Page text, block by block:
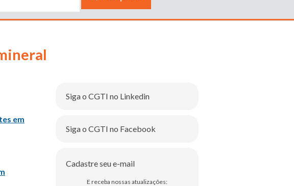
em
Siga o CGTI no Linkedin
Siga o CGTI no Facebook
Cadastre seu e-mail
E receba nossas atualizações: